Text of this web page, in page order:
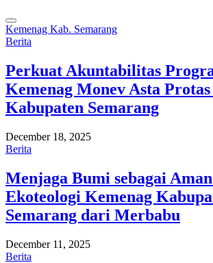
Kemenag Kab. Semarang
Berita
Perkuat Akuntabilitas
Kemenag Monev Asta
Kabupaten Semarang
December 18, 2025
Berita
Menjaga Bumi sebagai
Ekoteologi Kemenag
Semarang dari Merbabu
December 11, 2025
Berita